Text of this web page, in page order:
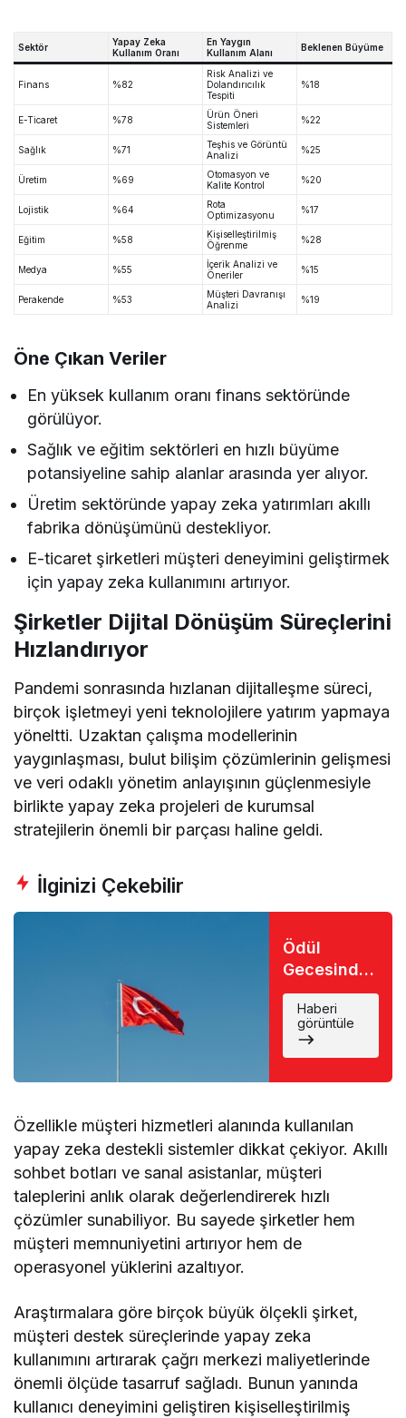
Sektör
Yapay Zeka
Kullanım Oranı
En Yaygın
Kullanım Alanı
Beklenen Büyüme
Finans %82
Risk Analizi ve
Dolandırıcılık
Tespiti
%18
E-Ticaret %78
Ürün Öneri
Sistemleri
%22
Sağlık %71
Teşhis ve Görüntü
Analizi
%25
Üretim %69
Otomasyon ve
Kalite Kontrol
%20
Lojistik %64
Rota
Optimizasyonu
%17
Eğitim %58
Kişiselleştirilmiş
Öğrenme
%28
Medya %55
İçerik Analizi ve
Öneriler
%15
Perakende %53
Müşteri Davranışı
Analizi
%19
Öne Çıkan Veriler
En yüksek kullanım oranı finans sektöründe
görülüyor.
Sağlık ve eğitim sektörleri en hızlı büyüme
potansiyeline sahip alanlar arasında yer alıyor.
Üretim sektöründe yapay zeka yatırımları akıllı
fabrika dönüşümünü destekliyor.
E-ticaret şirketleri müşteri deneyimini geliştirmek
için yapay zeka kullanımını artırıyor.
Şirketler Dijital Dönüşüm Süreçlerini
Hızlandırıyor
Pandemi sonrasında hızlanan dijitalleşme süreci,
birçok işletmeyi yeni teknolojilere yatırım yapmaya
yöneltti. Uzaktan çalışma modellerinin
yaygınlaşması, bulut bilişim çözümlerinin gelişmesi
ve veri odaklı yönetim anlayışının güçlenmesiyle
birlikte yapay zeka projeleri de kurumsal
stratejilerin önemli bir parçası haline geldi.
İlginizi Çekebilir
Ödül
Gecesinde
Büyük Şok:
Favori İsim
Eli Boş
Döndü
Haberi
görüntüle
Özellikle müşteri hizmetleri alanında kullanılan
yapay zeka destekli sistemler dikkat çekiyor. Akıllı
sohbet botları ve sanal asistanlar, müşteri
taleplerini anlık olarak değerlendirerek hızlı
çözümler sunabiliyor. Bu sayede şirketler hem
müşteri memnuniyetini artırıyor hem de
operasyonel yüklerini azaltıyor.
Araştırmalara göre birçok büyük ölçekli şirket,
müşteri destek süreçlerinde yapay zeka
kullanımını artırarak çağrı merkezi maliyetlerinde
önemli ölçüde tasarruf sağladı. Bunun yanında
kullanıcı deneyimini geliştiren kişiselleştirilmiş